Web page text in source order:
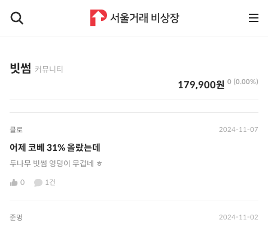
빗썸 커뮤니티
0 (0.00%)
179,900원
클로 2024-11-07
어제 코베 31% 올랐는데
두나무 빗썸 엉덩이 무겁네 ㅎ
0 1건
준멍 2024-11-02